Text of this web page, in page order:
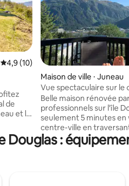
Évaluation moyenne sur la base de
4,9 (10)
de
et le
bain.
Maison de ville ⋅ Juneau
Vue spectaculaire sur le
l'eau depuis le jacuzzi
Belle maison rénovée
professionnels sur l'île
seulement 5 minutes en
centre-ville en
Magnifique maison haut
beaucoup de surfaces
Douglas :